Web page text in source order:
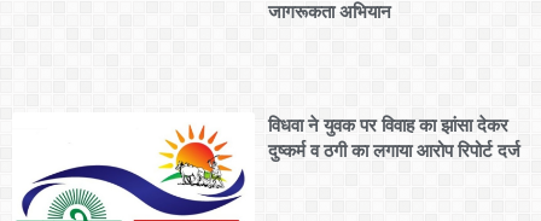
जागरूकता अभियान
विधवा ने युवक पर विवाह का झांसा देकर
दुष्कर्म व ठगी का लगाया आरोप रिपोर्ट दर्ज